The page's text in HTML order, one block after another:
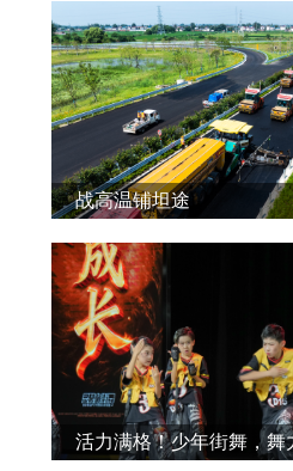
战高温铺坦途
活力满格！少年街舞，舞